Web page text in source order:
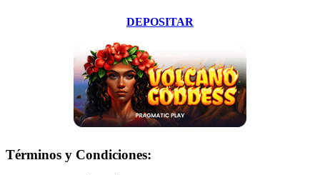
DEPOSITAR
Términos y Condiciones: